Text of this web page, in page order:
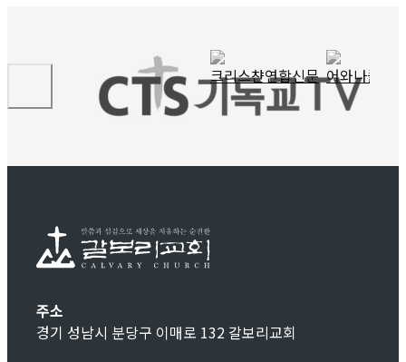
주소
경기 성남시 분당구 이매로 132 갈보리교회